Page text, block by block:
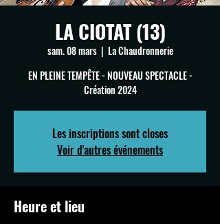
LA CIOTAT (13)
sam. 08 mars
  |
La Chaudronnerie
EN PLEINE TEMPÊTE - NOUVEAU SPECTACLE -
Création 2024
Les inscriptions sont closes
Voir d'autres événements
Heure et lieu